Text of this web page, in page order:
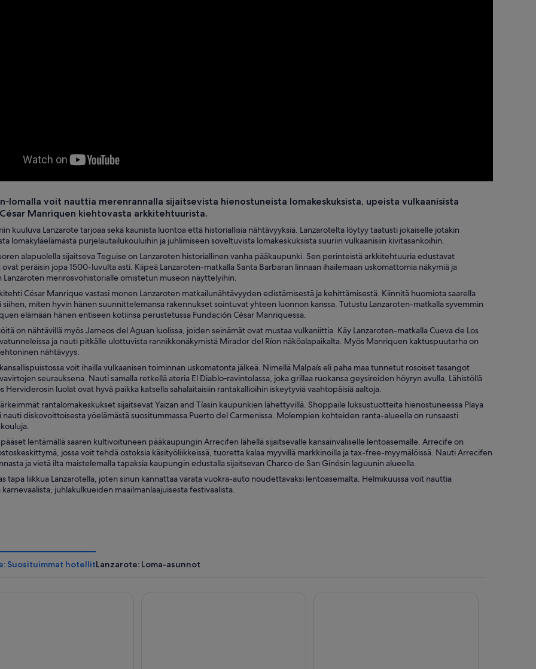
voit nauttia merenrannalla sijaitsevista hienostuneista lomakeskuksista, upeista vulkaanisista
Manriquen kiehtovasta arkkitehtuurista.
kuuluva Lanzarote tarjoaa sekä kaunista luontoa että historiallisia nähtävyyksiä. Lanzarotelta löytyy taatusti jokaiselle jotakin
lomakyläelämästä purjelautailukouluihin ja juhlimiseen soveltuvista lomakeskuksista suuriin vulkaanisiin kivitasankoihin.
alapuolella sijaitseva Teguise on Lanzaroten historiallinen vanha pääkaupunki. Sen perinteistä arkkitehtuuria edustavat
peräisin jopa 1500-luvulta asti. Kiipeä Lanzaroten-matkalla Santa Barbaran linnaan ihailemaan uskomattomia näkymiä ja
Lanzaroten merirosvohistorialle omistetun museon näyttelyihin.
César Manrique vastasi monen Lanzaroten matkailunähtävyyden edistämisestä ja kehittämisestä. Kiinnitä huomiota saarella
siihen, miten hyvin hänen suunnittelemansa rakennukset sointuvat yhteen luonnon kanssa. Tutustu Lanzaroten-matkalla syvemmin
elämään hänen entiseen kotiinsa perustetussa Fundación César Manriquessa.
on nähtävillä myös Jameos del Aguan luolissa, joiden seinämät ovat mustaa vulkaniittia. Käy Lanzaroten-matkalla Cueva de Los
ja nauti pitkälle ulottuvista rannikkonäkymistä Mirador del Ríon näköalapaikalta. Myös Manriquen kaktuspuutarha on
nähtävyys.
voit ihailla vulkaanisen toiminnan uskomatonta jälkeä. Nimellä Malpaís eli paha maa tunnetut rosoiset tasangot
seurauksena. Nauti samalla retkellä ateria El Diablo‑ravintolassa, joka grillaa ruokansa geysireiden höyryn avulla. Lähistöllä
Herviderosin luolat ovat hyvä paikka katsella sahalaitaisiin rantakallioihin iskeytyviä vaahtopäisiä aaltoja.
rantalomakeskukset sijaitsevat Yaizan and Tíasin kaupunkien lähettyvillä. Shoppaile luksustuotteita hienostuneessa Playa
nauti diskovoittoisesta yöelämästä suositummassa Puerto del Carmenissa. Molempien kohteiden ranta-alueella on runsaasti
lentämällä saaren kultivoituneen pääkaupungin Arrecifen lähellä sijaitsevalle kansainväliselle lentoasemalle. Arrecife on
jossa voit tehdä ostoksia käsityöliikkeissä, tuoretta kalaa myyvillä markkinoilla ja tax-free-myymälöissä. Nauti Arrecifen
ja vietä ilta maistelemalla tapaksia kaupungin edustalla sijaitsevan Charco de San Ginésin laguunin alueella.
tapa liikkua Lanzarotella, joten sinun kannattaa varata vuokra-auto noudettavaksi lentoasemalta. Helmikuussa voit nauttia
karnevaalista, juhlakulkueiden maailmanlaajuisesta festivaalista.
Suosituimmat hotellitLanzarote: Loma-asunnot